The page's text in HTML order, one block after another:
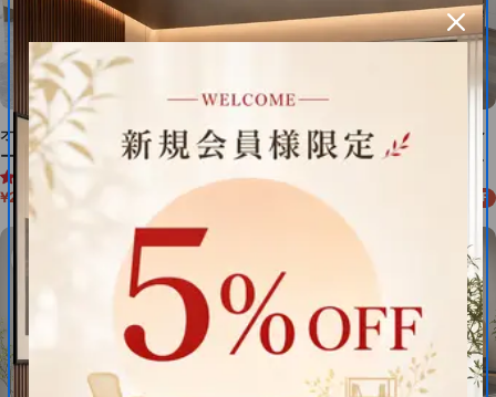
オフィスデスク デスク 収納スペ
ースあり研修デスク テーブル ワー
クテーブル 事務机 BGZ-M-002
セ
価
¥27,800
通
格
20%OFF
【オフィスデスク】長方形天板・シ
ンプル設計 使いやすさにこだわった
パソコンデスク BGZ-M200
格
¥47,740¥56,165 15%OFF